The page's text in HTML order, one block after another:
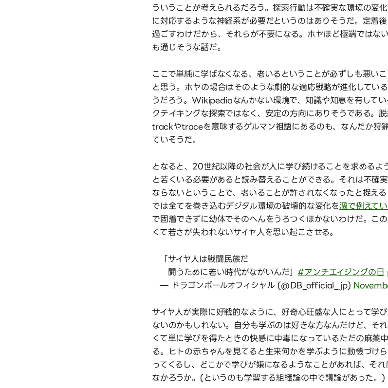
ういうことが考えられるだろう。探索行動は不確実な環境の変
に対応するような神経系が必要だというのはありそうだ。定着
過ごすわけだから、それらが不要になる。ホヤほど極端ではな
も通じそうな話だ。
ここで単純に学ばなくなる、老いるということが必ずしも悪い
と思う。ホヤの場合はそのような劇的な適応戦略が進化してい
うだろう。Wikipediaなんかない環境で、知識や知恵を有して
クテイキングな探索ではなく、安定の方向にありそうである。
trackやtraceを意味するゲルマン祖語にあるのも、なんだか狩
ていそうだ。
となると、20世紀以降の社会が人に学び続けることを求めるよ
と若くいる必要があると読み替えることができる。それは不確
ならないということで、老いることが許されなくなったと捉え
では全てを巻き込むデジタル環境の破壊的な変化を渦で例えて
で固着できずに幼体でそのへんをうろつくほかないわけだ。こ
くて若さが失われないサイヤ人を思い起こさせる。
「サイヤ人は戦闘民族だ
闘うために若い時代がながいんだ」 #アンチエイジングの日
— ドラゴンボールオフィシャル (@DB_official_jp)
サイヤ人が実際に好戦的なように、好奇心旺盛な人にとって学
ないのかもしれない。自分も学ぶのは好きな方なんだけど、そ
くて単に学びを得たときの快感に中毒になっているただの麻薬
る。ヒトの赤ちゃんを見てると生来何かを学ぶように動機づけ
ってくるし、どこかで学びが嫌になるようなことがあれば、そ
なかろうか。(というのも学習する組織論の中で議論があった。)